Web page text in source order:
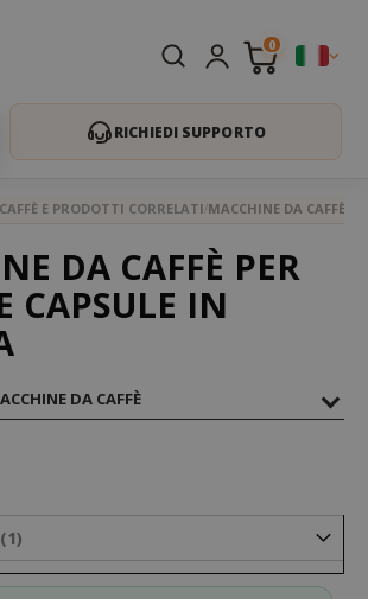
0
RICHIEDI SUPPORTO
CAFFÈ E PRODOTTI CORRELATI MACCHINE DA CAFFÈ
DA CAFFÈ PER
CAPSULE IN
DA CAFFÈ